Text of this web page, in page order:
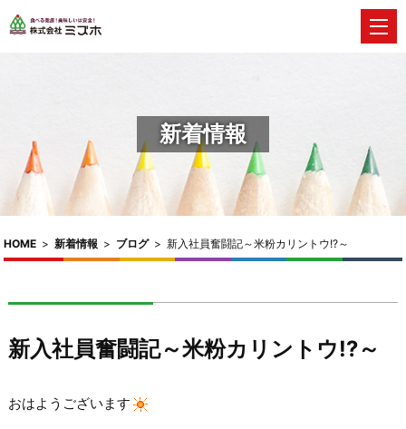
新着情報
HOME > 新着情報 > ブログ> 新入社員奮闘記～米粉カリントウ!?～
新入社員奮闘記～米粉カリントウ!?～
おはようございます